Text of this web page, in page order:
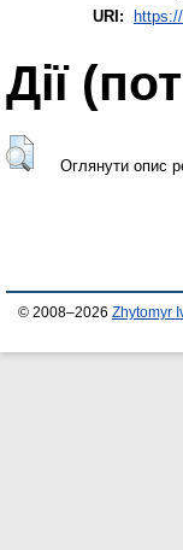
URI:
Дії
Оглянути опис
© 2008–2026 Zhytomyr